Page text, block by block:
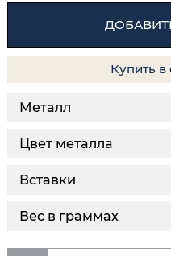
Купить
Металл
Цвет металла
Вставки
Вес в граммах